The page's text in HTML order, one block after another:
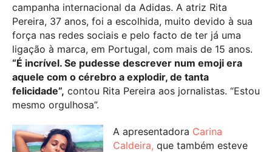
campanha internacional da Adidas. A atriz Rita
Pereira, 37 anos, foi a escolhida, muito devido à sua
força nas redes sociais e pelo facto de ter já uma
ligação à marca, em Portugal, com mais de 15 anos.
“É incrível. Se pudesse descrever num emoji era
aquele com o cérebro a explodir, de tanta
felicidade”, contou Rita Pereira aos jornalistas. “Estou
mesmo orgulhosa”.
A apresentadora Carina
Caldeira, que também esteve